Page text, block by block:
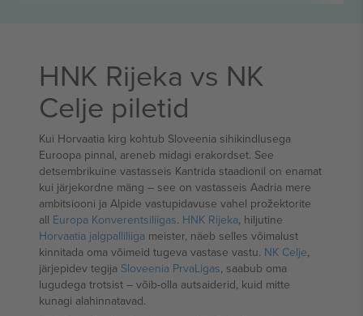
HNK Rijeka vs NK
Celje piletid
Kui Horvaatia kirg kohtub Sloveenia sihikindlusega
Euroopa pinnal, areneb midagi erakordset. See
detsembrikuine vastasseis Kantrida staadionil on enamat
kui järjekordne mäng – see on vastasseis Aadria mere
ambitsiooni ja Alpide vastupidavuse vahel prožektorite
all Europa Konverentsiliigas. HNK Rijeka, hiljutine
Horvaatia jalgpalliliiga meister, näeb selles võimalust
kinnitada oma võimeid tugeva vastase vastu. NK Celje,
järjepidev tegija Sloveenia PrvaLigas, saabub oma
lugudega trotsist – võib-olla autsaiderid, kuid mitte
kunagi alahinnatavad.